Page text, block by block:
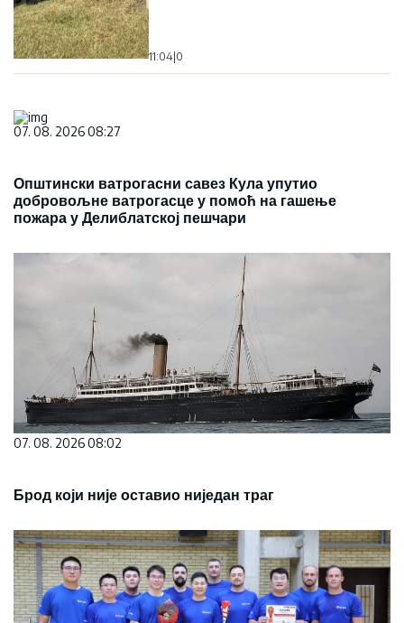
11:04 0
07. 08. 2026 08:27
Општински ватрогасни савез Кула упутио
добровољне ватрогасце у помоћ на гашење
пожара у Делиблатској пешчари
07. 08. 2026 08:02
Брод који није оставио ниједан траг